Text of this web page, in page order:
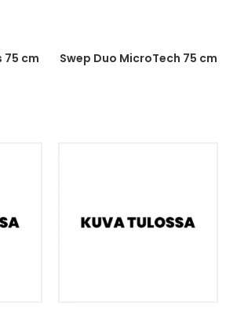
75 cm Swep Duo MicroTech 75 cm